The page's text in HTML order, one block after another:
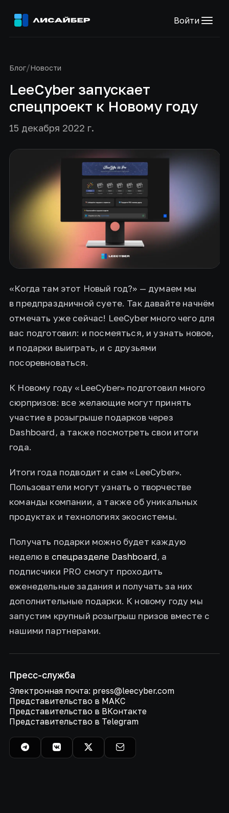
Войти
Блог/Новости
LeeCyber запускает
спецпроект к Новому году
15 декабря 2022 г.
«Когда там этот Новый год?» — думаем мы
в предпраздничной суете. Так давайте начнём
отмечать уже сейчас! LeeCyber много чего для
вас подготовил: и посмеяться, и узнать новое,
и подарки выиграть, и с друзьями
посоревноваться.
К Новому году «LeeCyber» подготовил много
сюрпризов: все желающие могут принять
участие в розыгрыше подарков через
Dashboard, а также посмотреть свои итоги
года.
Итоги года подводит и сам «LeeCyber».
Пользователи могут узнать о творчестве
команды компании, а также об уникальных
продуктах и технологиях экосистемы.
Получать подарки можно будет каждую
неделю в спецразделе Dashboard, а
подписчики PRO смогут проходить
еженедельные задания и получать за них
дополнительные подарки. К новому году мы
запустим крупный розыгрыш призов вместе с
нашими партнерами.
Пресс-служба
Электронная почта: press@leecyber.com
Представительство в МАКС
Представительство в ВКонтакте
Представительство в Telegram